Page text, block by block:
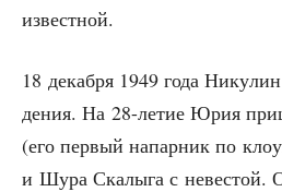
известной.
18 декаб­ря 1949 года
де­ния. На 28-летие Юрия
(его пер­вый напар­ник по
и Шура Ска­лы­га с